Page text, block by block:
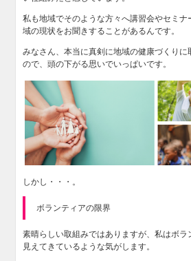
私も地域でそのような方々へ講習会やセミ
域の現状をお聞きすることがあるんです。
みなさん、本当に真剣に地域の健康づくりに
ので、頭の下がる思いでいっぱいです。
しかし・・・。
ボランティアの限界
素晴らしい取組みではありますが、私はボラ
見えてきているような気がします。